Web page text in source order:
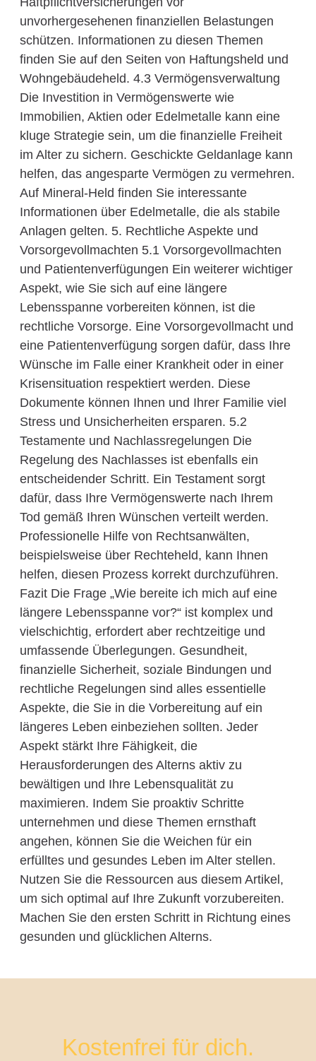
unvorhergesehenen finanziellen Belastungen
schützen. Informationen zu diesen Themen
finden Sie auf den Seiten von Haftungsheld und
Wohngebäudeheld. 4.3 Vermögensverwaltung
Die Investition in Vermögenswerte wie
Immobilien, Aktien oder Edelmetalle kann eine
kluge Strategie sein, um die finanzielle Freiheit
im Alter zu sichern. Geschickte Geldanlage kann
helfen, das angesparte Vermögen zu vermehren.
Auf Mineral-Held finden Sie interessante
Informationen über Edelmetalle, die als stabile
Anlagen gelten. 5. Rechtliche Aspekte und
Vorsorgevollmachten 5.1 Vorsorgevollmachten
und Patientenverfügungen Ein weiterer wichtiger
Aspekt, wie Sie sich auf eine längere
Lebensspanne vorbereiten können, ist die
rechtliche Vorsorge. Eine Vorsorgevollmacht und
eine Patientenverfügung sorgen dafür, dass Ihre
Wünsche im Falle einer Krankheit oder in einer
Krisensituation respektiert werden. Diese
Dokumente können Ihnen und Ihrer Familie viel
Stress und Unsicherheiten ersparen. 5.2
Testamente und Nachlassregelungen Die
Regelung des Nachlasses ist ebenfalls ein
entscheidender Schritt. Ein Testament sorgt
dafür, dass Ihre Vermögenswerte nach Ihrem
Tod gemäß Ihren Wünschen verteilt werden.
Professionelle Hilfe von Rechtsanwälten,
beispielsweise über Rechteheld, kann Ihnen
helfen, diesen Prozess korrekt durchzuführen.
Fazit Die Frage „Wie bereite ich mich auf eine
längere Lebensspanne vor?“ ist komplex und
vielschichtig, erfordert aber rechtzeitige und
umfassende Überlegungen. Gesundheit,
finanzielle Sicherheit, soziale Bindungen und
rechtliche Regelungen sind alles essentielle
Aspekte, die Sie in die Vorbereitung auf ein
längeres Leben einbeziehen sollten. Jeder
Aspekt stärkt Ihre Fähigkeit, die
Herausforderungen des Alterns aktiv zu
bewältigen und Ihre Lebensqualität zu
maximieren. Indem Sie proaktiv Schritte
unternehmen und diese Themen ernsthaft
angehen, können Sie die Weichen für ein
erfülltes und gesundes Leben im Alter stellen.
Nutzen Sie die Ressourcen aus diesem Artikel,
um sich optimal auf Ihre Zukunft vorzubereiten.
Machen Sie den ersten Schritt in Richtung eines
gesunden und glücklichen Alterns.
Kostenfrei für dich.